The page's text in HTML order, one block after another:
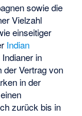
sowie die
Vielzahl
einseitiger
Indian
in
Vertrag von
in der
zurück bis in